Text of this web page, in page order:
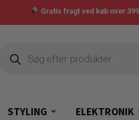
Gratis fragt ved køb over
STYLING ELEKTRONIK